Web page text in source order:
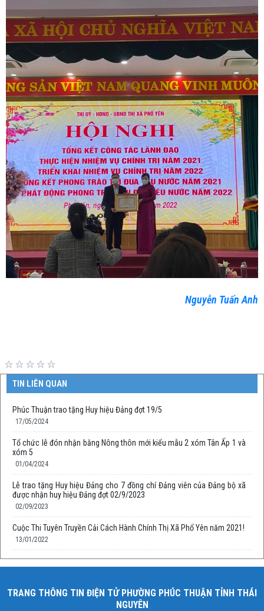
Nguyễn Tuấn Anh
TIN LIÊN QUAN
Phúc Thuận trao tặng Huy hiệu Đảng đợt 19/5
17/05/2024
Tổ chức lễ đón nhận bằng Nông thôn mới kiểu mẫu 2 xóm Tân Ấp 1 và
xóm 5
01/04/2024
Lễ trao tặng Huy hiệu Đảng cho 7 đồng chí Đảng viên của Đảng bộ xã
được nhận huy hiệu Đảng đợt 02/9/2023
02/09/2023
Cuộc Thi Tuyên Truyền Cải Cách Hành Chính Thị Xã Phổ Yên năm 2021!
13/01/2022
TRANG THÔNG TIN ĐIỆN TỬ PHƯỜNG PHÚC THUẬN TỈNH THÁI
NGUYÊN